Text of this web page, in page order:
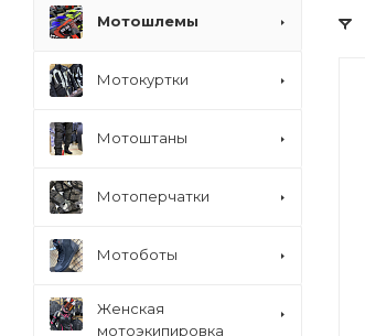
Мотошлемы
Мотокуртки
Мотоштаны
Мотоперчатки
Мотоботы
Женская
мотоэкипировка